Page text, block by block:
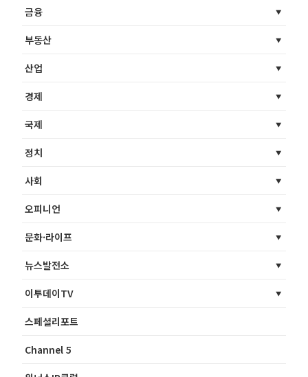
금융
부동산
산업
경제
국제
정치
사회
오피니언
문화·라이프
뉴스발전소
이투데이TV
스페셜리포트
Channel 5